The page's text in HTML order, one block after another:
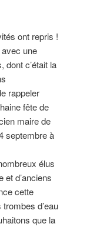
ont repris !
une
dont c’était la
rappeler
fête de
maire de
septembre à
élus
et d’anciens
cette
d’eau
que la